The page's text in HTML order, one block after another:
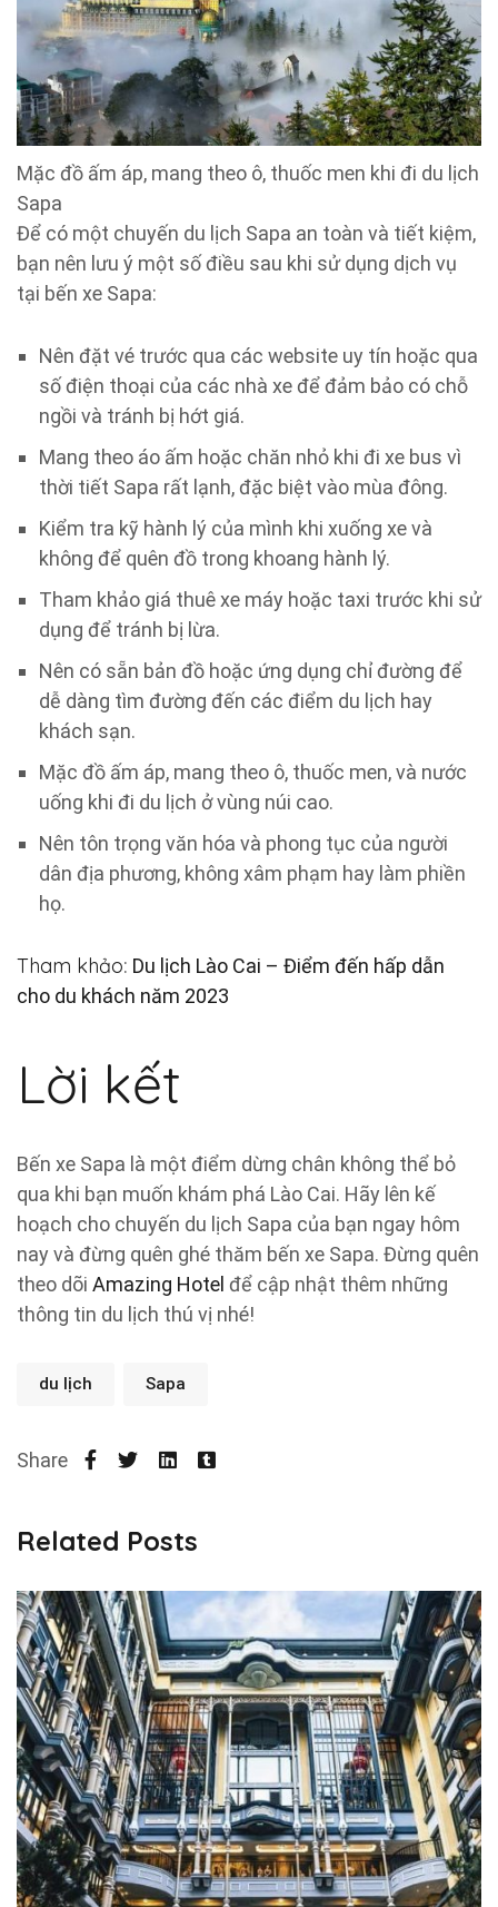
Mặc đồ ấm áp, mang theo ô, thuốc men khi đi du lịch
Sapa
Để có một chuyến du lịch Sapa an toàn và tiết kiệm,
bạn nên lưu ý một số điều sau khi sử dụng dịch vụ
tại bến xe Sapa:
Nên đặt vé trước qua các website uy tín hoặc qua
số điện thoại của các nhà xe để đảm bảo có chỗ
ngồi và tránh bị hớt giá.
Mang theo áo ấm hoặc chăn nhỏ khi đi xe bus vì
thời tiết Sapa rất lạnh, đặc biệt vào mùa đông.
Kiểm tra kỹ hành lý của mình khi xuống xe và
không để quên đồ trong khoang hành lý.
Tham khảo giá thuê xe máy hoặc taxi trước khi sử
dụng để tránh bị lừa.
Nên có sẵn bản đồ hoặc ứng dụng chỉ đường để
dễ dàng tìm đường đến các điểm du lịch hay
khách sạn.
Mặc đồ ấm áp, mang theo ô, thuốc men, và nước
uống khi đi du lịch ở vùng núi cao.
Nên tôn trọng văn hóa và phong tục của người
dân địa phương, không xâm phạm hay làm phiền
họ.
Tham khảo: Du lịch Lào Cai – Điểm đến hấp dẫn
cho du khách năm 2023
Lời kết
Bến xe Sapa là một điểm dừng chân không thể bỏ
qua khi bạn muốn khám phá Lào Cai. Hãy lên kế
hoạch cho chuyến du lịch Sapa của bạn ngay hôm
nay và đừng quên ghé thăm bến xe Sapa. Đừng quên
theo dõi Amazing Hotel để cập nhật thêm những
thông tin du lịch thú vị nhé!
du lịch Sapa
Share
Related Posts